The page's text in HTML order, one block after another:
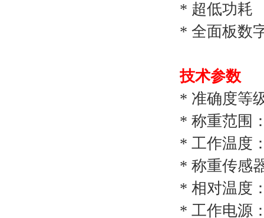
* 超低
* 全面板数
技术参数
* 准确度
* 称重范
* 工作温
* 称重传
* 相对
* 工作电源